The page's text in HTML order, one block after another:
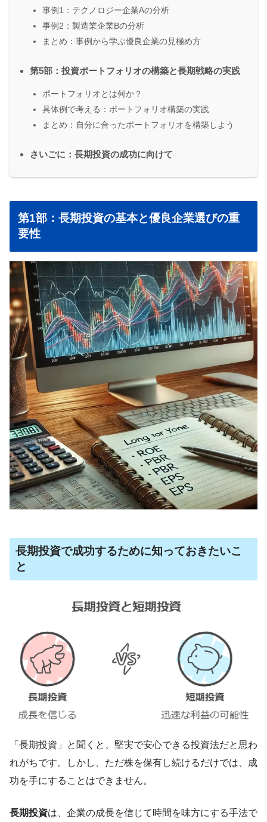
事例1：テクノロジー企業Aの分析
事例2：製造業企業Bの分析
まとめ：事例から学ぶ優良企業の見極め方
第5部：投資ポートフォリオの構築と長期戦略の実践
ポートフォリオとは何か？
具体例で考える：ポートフォリオ構築の実践
まとめ：自分に合ったポートフォリオを構築しよう
さいごに：長期投資の成功に向けて
第1部：長期投資の基本と優良企業選びの重
要性
長期投資で成功するために知っておきたいこ
と
「長期投資」と聞くと、堅実で安心できる投資法だと思わ
れがちです。しかし、ただ株を保有し続けるだけでは、成
功を手にすることはできません。
長期投資は、企業の成長を信じて時間を味方にする手法で